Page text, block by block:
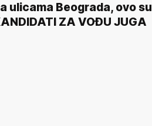
ulicama Beograda, ovo su
ZA VOĐU JUGA